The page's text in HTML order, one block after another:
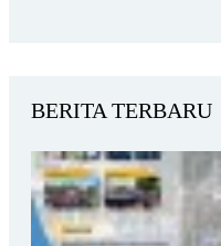
BERITA TERBARU